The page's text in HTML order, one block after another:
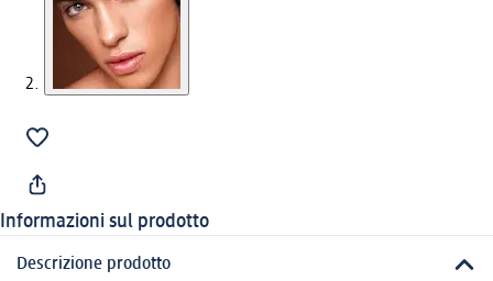
Informazioni sul prodotto
Descrizione prodotto